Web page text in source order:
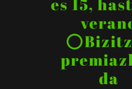
da